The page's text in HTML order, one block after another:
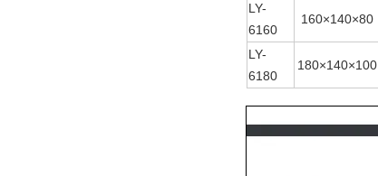
LY-
6160
160×140×80
LY-
6180
180×140×100